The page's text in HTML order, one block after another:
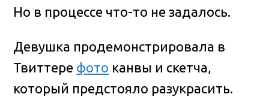
Но в процессе что-то не задалось.
Девушка продемонстрировала в
Твиттере фото канвы и скетча,
который предстояло разукрасить.